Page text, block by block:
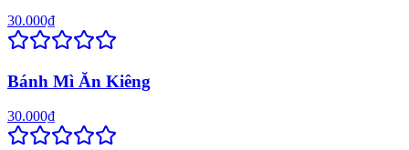
30.000₫
Bánh Mì Ăn Kiêng
30.000₫